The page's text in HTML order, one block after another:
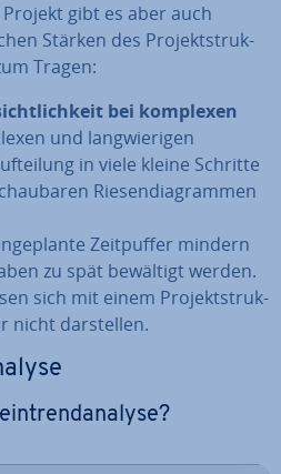
gibt es aber auch
Stärken des Pro­jekt­struk­
Tragen:
bei komplexen
und lang­wie­ri­gen
in viele kleine Schritte
Rie­sen­dia­gram­men
Zeit­puf­fer mindern
zu spät bewältigt werden.
sich mit einem Pro­jekt­struk­
nicht dar­stel­len.